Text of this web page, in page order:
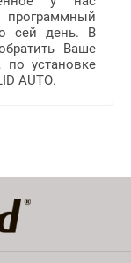
сей день. В
Ваше
установке
AUTO.